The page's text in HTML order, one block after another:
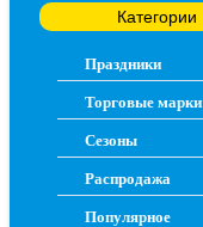
Категории
Праздники
Торговые марки
Сезоны
Распродажа
Популярное